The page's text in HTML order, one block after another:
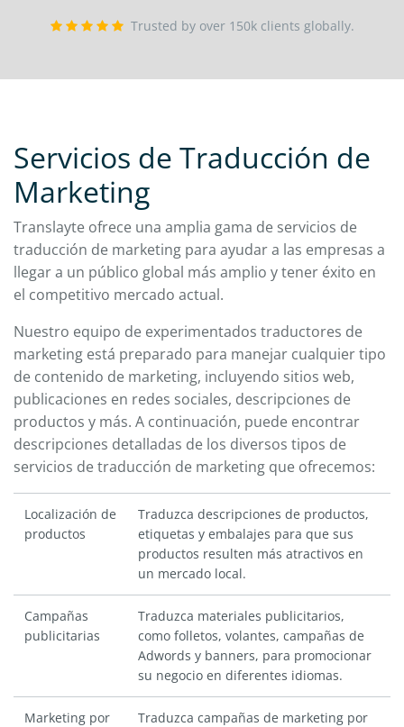
Trusted by over 150k clients globally.
Servicios de Traducción de
Marketing
Translayte ofrece una amplia gama de servicios de
traducción de marketing para ayudar a las empresas a
llegar a un público global más amplio y tener éxito en
el competitivo mercado actual.
Nuestro equipo de experimentados traductores de
marketing está preparado para manejar cualquier tipo
de contenido de marketing, incluyendo sitios web,
publicaciones en redes sociales, descripciones de
productos y más. A continuación, puede encontrar
descripciones detalladas de los diversos tipos de
servicios de traducción de marketing que ofrecemos:
Localización de
productos
Traduzca descripciones de productos,
etiquetas y embalajes para que sus
productos resulten más atractivos en
un mercado local.
Campañas
publicitarias
Traduzca materiales publicitarios,
como folletos, volantes, campañas de
Adwords y banners, para promocionar
su negocio en diferentes idiomas.
Marketing por
Traduzca campañas de marketing por